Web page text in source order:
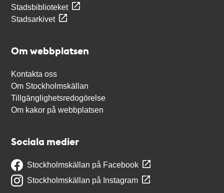
Stadsbiblioteket
Stadsarkivet
Om webbplatsen
Kontakta oss
Om Stockholmskällan
Tillgänglighetsredogörelse
Om kakor på webbplatsen
Sociala medier
Stockholmskällan på Facebook
Stockholmskällan på Instagram